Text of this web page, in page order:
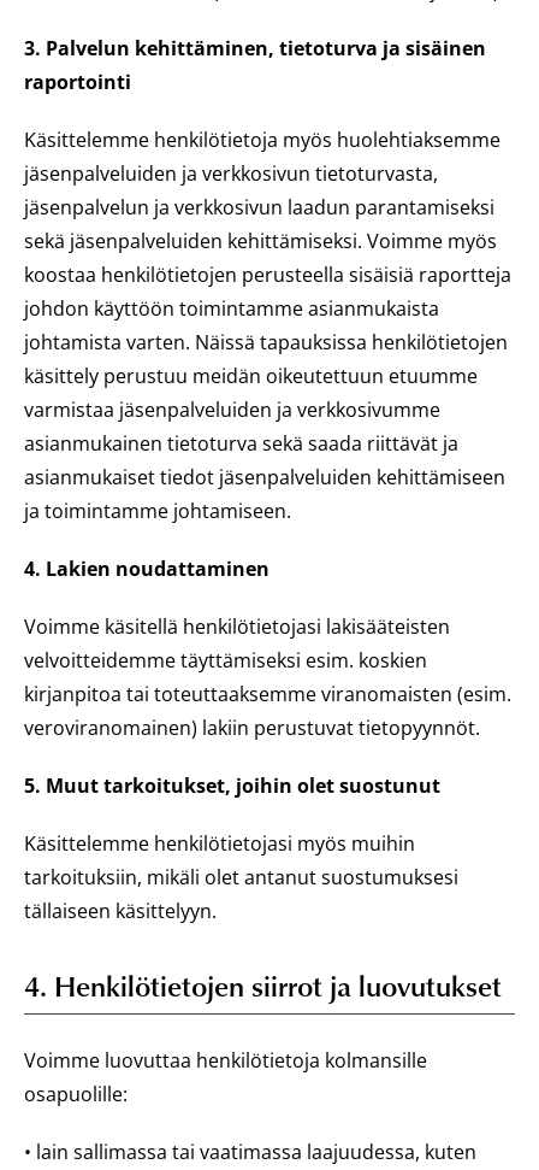
3. Palvelun kehittäminen, tietoturva ja sisäinen
raportointi
Käsittelemme henkilötietoja myös huolehtiaksemme
jäsenpalveluiden ja verkkosivun tietoturvasta,
jäsenpalvelun ja verkkosivun laadun parantamiseksi
sekä jäsenpalveluiden kehittämiseksi. Voimme myös
koostaa henkilötietojen perusteella sisäisiä raportteja
johdon käyttöön toimintamme asianmukaista
johtamista varten. Näissä tapauksissa henkilötietojen
käsittely perustuu meidän oikeutettuun etuumme
varmistaa jäsenpalveluiden ja verkkosivumme
asianmukainen tietoturva sekä saada riittävät ja
asianmukaiset tiedot jäsenpalveluiden kehittämiseen
ja toimintamme johtamiseen.
4. Lakien noudattaminen
Voimme käsitellä henkilötietojasi lakisääteisten
velvoitteidemme täyttämiseksi esim. koskien
kirjanpitoa tai toteuttaaksemme viranomaisten (esim.
veroviranomainen) lakiin perustuvat tietopyynnöt.
5. Muut tarkoitukset, joihin olet suostunut
Käsittelemme henkilötietojasi myös muihin
tarkoituksiin, mikäli olet antanut suostumuksesi
tällaiseen käsittelyyn.
4. Henkilötietojen siirrot ja luovutukset
Voimme luovuttaa henkilötietoja kolmansille
osapuolille:
• lain sallimassa tai vaatimassa laajuudessa, kuten